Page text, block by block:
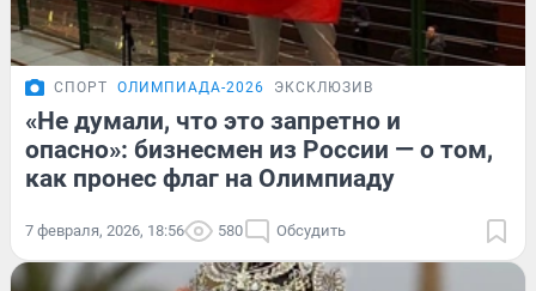
СПОРТ ОЛИМПИАДА-2026 ЭКСКЛЮЗИВ
«Не думали, что это запретно и
опасно»: бизнесмен из России — о том,
как пронес флаг на Олимпиаду
7 февраля, 2026, 18:56 580 Обсудить